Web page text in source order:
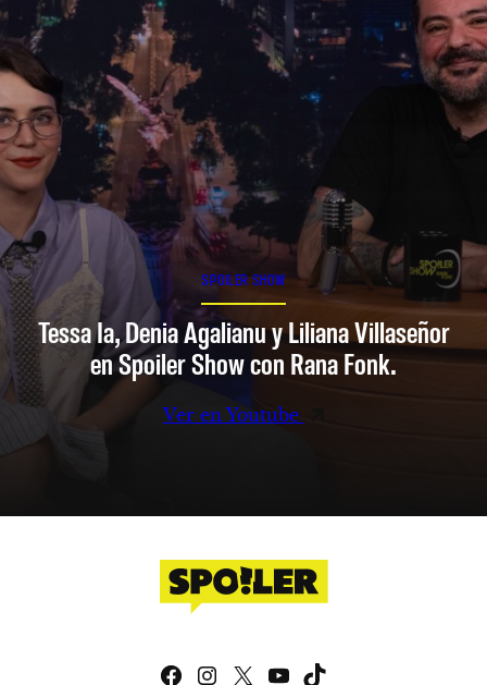
SPOILER SHOW
Tessa Ia, Denia Agalianu y Liliana Villaseñor
en Spoiler Show con Rana Fonk.
Ver en Youtube
Facebook
Instagram
X YouTube